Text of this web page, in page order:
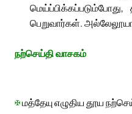
பெறுவார்கள்.
நற்செய்தி வாசகம்
✠மத்தேயு எழுதிய தூய